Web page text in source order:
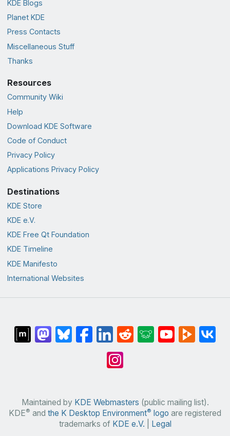
KDE Blogs
Planet KDE
Press Contacts
Miscellaneous Stuff
Thanks
Resources
Community Wiki
Help
Download KDE Software
Code of Conduct
Privacy Policy
Applications Privacy Policy
Destinations
KDE Store
KDE e.V.
KDE Free Qt Foundation
KDE Timeline
KDE Manifesto
International Websites
Maintained by KDE Webmasters (public mailing list).
KDE® and the K Desktop Environment® logo are registered
trademarks of KDE e.V. Legal